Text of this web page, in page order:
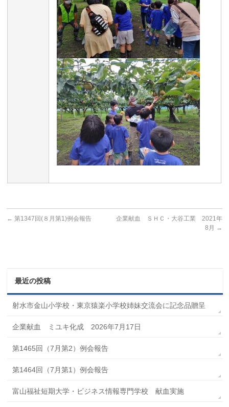
← 第1347回(８月第1)例会報告
企業献血 ＳＨＣ・大谷工業 2021年
8月 →
最近の投稿
射水市金山小学校・東京猿楽小学校姉妹交流会に記念品贈呈
企業献血 ミユキ化成 2026年7月17日
第1465回（7月第2）例会報告
第1464回（7月第1）例会報告
富山福祉短期大学・ビジネス情報専門学校 献血実施